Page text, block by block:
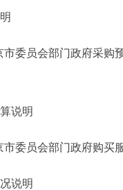
员会部门政府采购预
说明
员会部门政府购买
说明